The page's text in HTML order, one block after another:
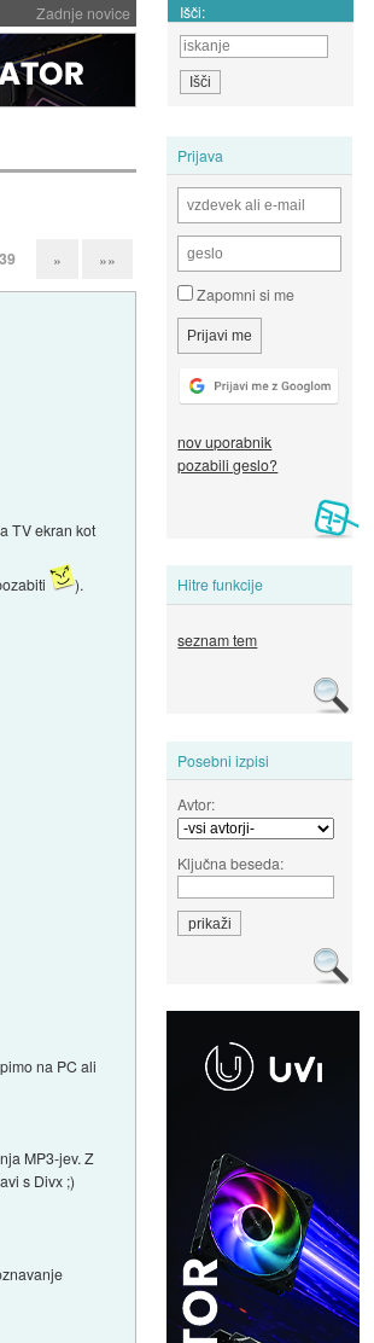
Zadnje novice Išči:
Prijava
Zapomni si me
nov uporabnik
pozabili geslo?
Hitre funkcije
seznam tem
Posebni izpisi
Avtor:
Ključna beseda:
» »»
TV ekran kot
).
na PC ali
MP3-jev. Z
s Divx ;)